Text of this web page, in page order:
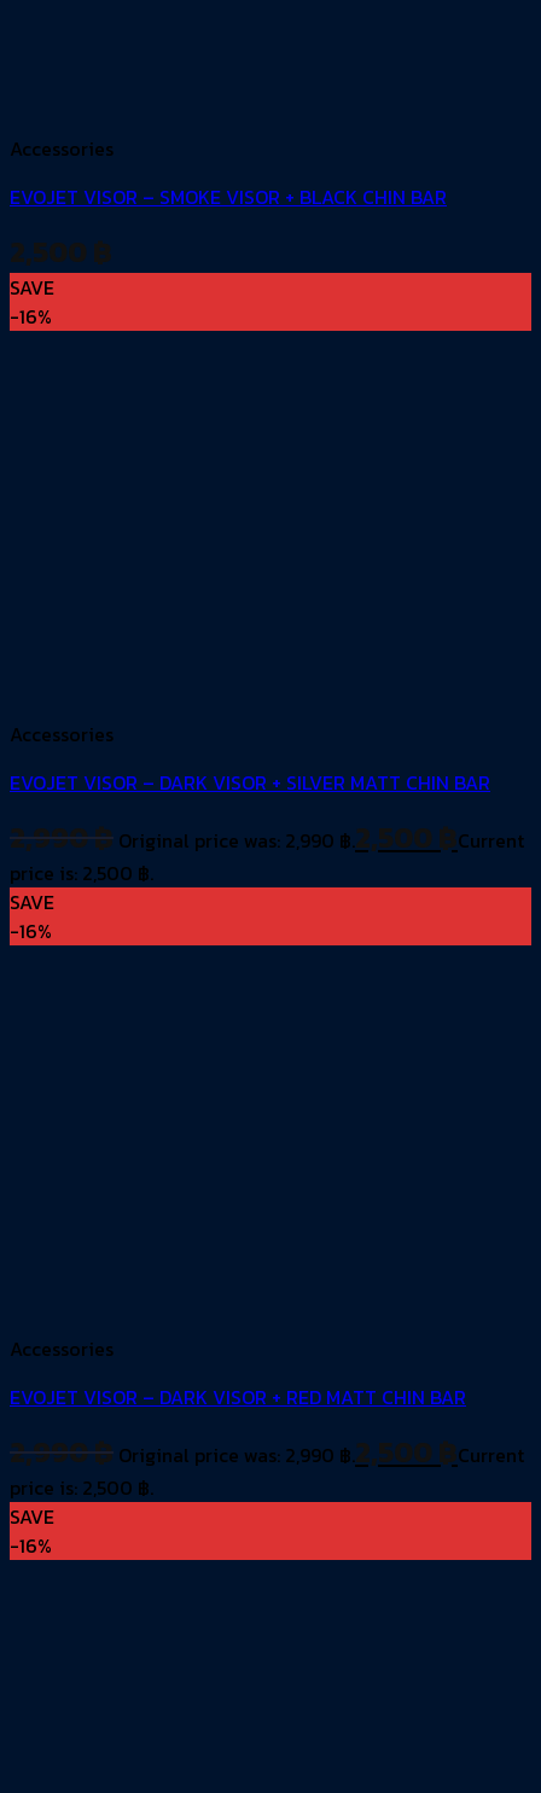
Accessories
EVOJET VISOR – SMOKE VISOR + BLACK CHIN BAR
2,500 ฿
SAVE
-16%
Accessories
EVOJET VISOR – DARK VISOR + SILVER MATT CHIN BAR
2,990฿ Original price was: 2,990 ฿.2,500 ฿Current
price is: 2,500 ฿.
SAVE
-16%
Accessories
EVOJET VISOR – DARK VISOR + RED MATT CHIN BAR
2,990฿ Original price was: 2,990 ฿.2,500 ฿Current
price is: 2,500 ฿.
SAVE
-16%